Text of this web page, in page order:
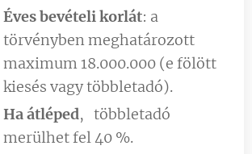
Éves bevételi korlát: a
törvényben meghatározott
maximum 18.000.000 (e fölött
kiesés vagy többletadó).
Ha átléped, többletadó
merülhet fel 40 %.